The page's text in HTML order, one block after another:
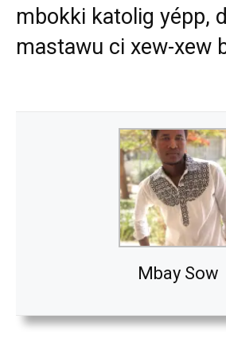
mbokki katolig yépp,
mastawu ci xew-xew
Mbay Sow